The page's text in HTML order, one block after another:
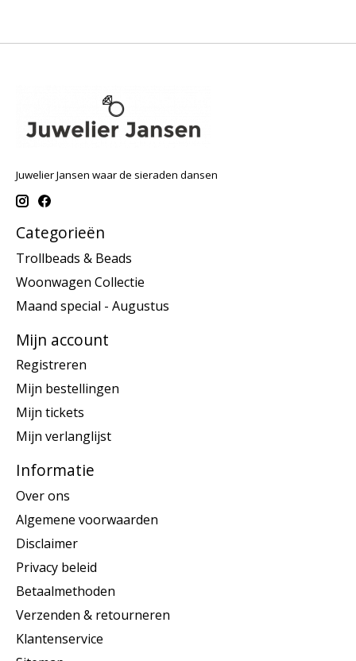
Juwelier Jansen waar de sieraden dansen
Categorieën
Trollbeads & Beads
Woonwagen Collectie
Maand special - Augustus
Mijn account
Registreren
Mijn bestellingen
Mijn tickets
Mijn verlanglijst
Informatie
Over ons
Algemene voorwaarden
Disclaimer
Privacy beleid
Betaalmethoden
Verzenden & retourneren
Klantenservice